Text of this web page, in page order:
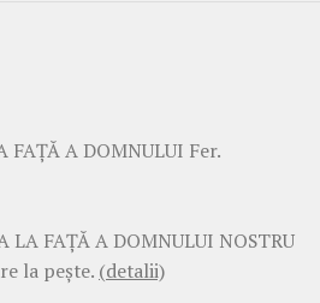
FAŢĂ A DOMNULUI Fer.
LA FAŢĂ A DOMNULUI NOSTRU
la pește. (detalii)